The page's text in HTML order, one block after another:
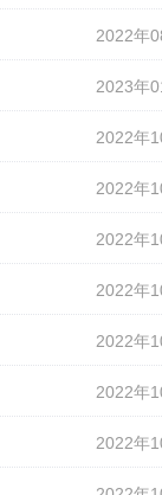
2022年
2023年
2022年
2022年
2022年
2022年
2022年
2022年
2022年